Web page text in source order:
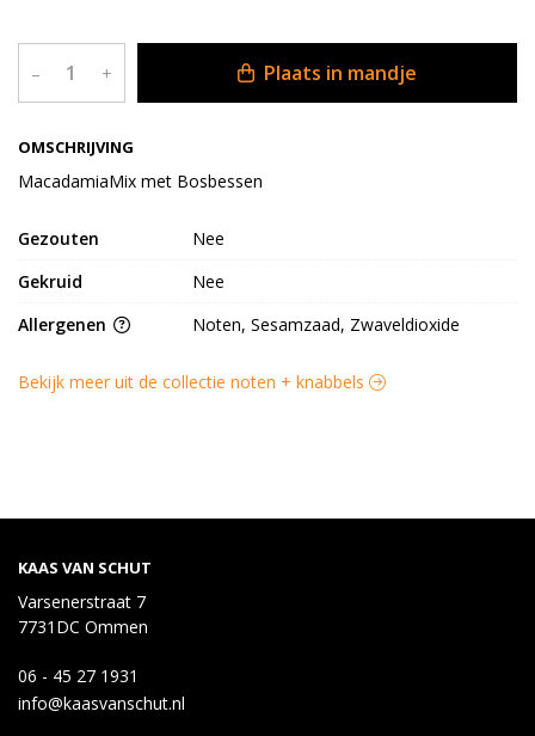
OMSCHRIJVING
MacadamiaMix met Bosbessen
– + Plaats in mandje
Gezouten
Nee
Gekruid
Nee
Allergenen
Noten, Sesamzaad, Zwaveldioxide
Bekijk meer uit de collectie noten + knabbels
KAAS VAN SCHUT
Varsenerstraat 7
7731DC Ommen
06 - 45 27 1931
info@kaasvanschut.nl